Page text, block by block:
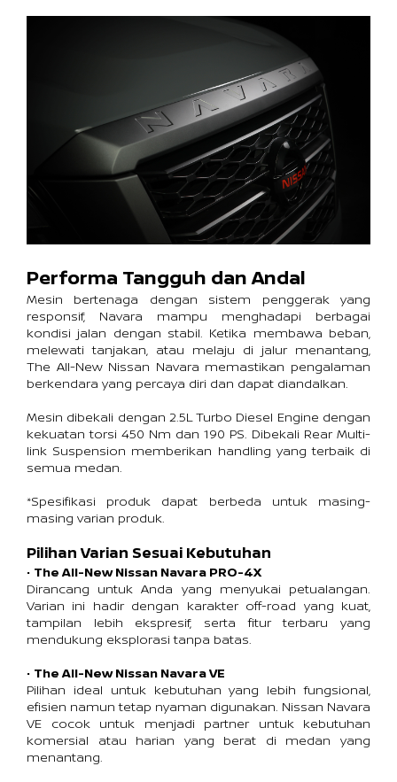
Performa Tangguh dan Andal
Mesin bertenaga dengan sistem penggerak yang
responsif, Navara mampu menghadapi berbagai
kondisi jalan dengan stabil. Ketika membawa beban,
melewati tanjakan, atau melaju di jalur menantang,
The All-New Nissan Navara memastikan pengalaman
berkendara yang percaya diri dan dapat diandalkan.
Mesin dibekali dengan 2.5L Turbo Diesel Engine dengan
kekuatan torsi 450 Nm dan 190 PS. Dibekali Rear Multi-
link Suspension memberikan handling yang terbaik di
semua medan.
*Spesifikasi produk dapat berbeda untuk masing-
masing varian produk.
Pilihan Varian Sesuai Kebutuhan
• The All-New Nissan Navara PRO-4X
Dirancang untuk Anda yang menyukai petualangan.
Varian ini hadir dengan karakter off-road yang kuat,
tampilan lebih ekspresif, serta fitur terbaru yang
mendukung eksplorasi tanpa batas.
• The All-New Nissan Navara VE
Pilihan ideal untuk kebutuhan yang lebih fungsional,
efisien namun tetap nyaman digunakan. Nissan Navara
VE cocok untuk menjadi partner untuk kebutuhan
komersial atau harian yang berat di medan yang
menantang.